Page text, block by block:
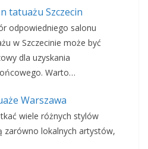
tatuażu Szczecin
odpowiedniego salonu
w Szczecinie może być
dla uzyskania
Warto…
Warszawa
wiele różnych stylów
zarówno lokalnych artystów,